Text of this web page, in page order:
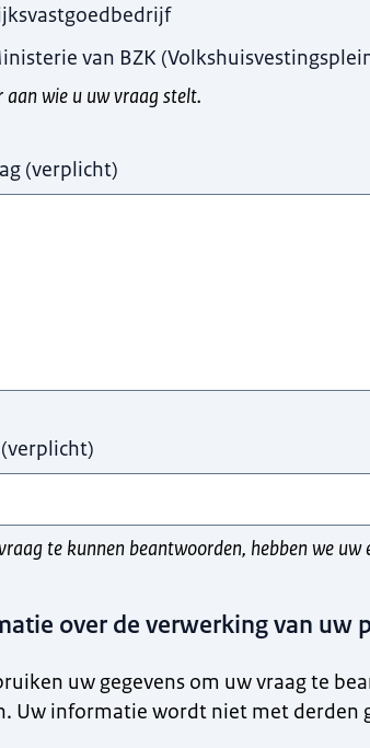
van BZK
aan wie u uw vraag stelt.
(verplicht)
(verplicht)
te kunnen beantwoorden, hebben we
over de verwerking van uw
uw gegevens om uw vraag te
Uw informatie wordt niet met derden